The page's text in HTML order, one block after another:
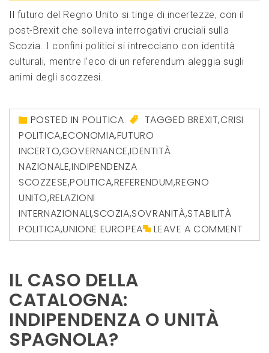
Il futuro del Regno Unito si tinge di incertezze, con il
post-Brexit che solleva interrogativi cruciali sulla
Scozia. I confini politici si intrecciano con identità
culturali, mentre l’eco di un referendum aleggia sugli
animi degli scozzesi.
POSTED IN POLITICA TAGGED BREXIT,CRISI
POLITICA,ECONOMIA,FUTURO
INCERTO,GOVERNANCE,IDENTITÀ
NAZIONALE,INDIPENDENZA
SCOZZESE,POLITICA,REFERENDUM,REGNO
UNITO,RELAZIONI
INTERNAZIONALI,SCOZIA,SOVRANITÀ,STABILITÀ
POLITICA,UNIONE EUROPEA LEAVE A COMMENT
IL CASO DELLA
CATALOGNA:
INDIPENDENZA O UNITÀ
SPAGNOLA?